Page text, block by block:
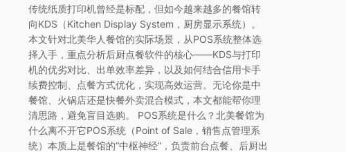
传统纸质打印机曾经是标配，但如今越来越多的餐馆转
向KDS（Kitchen Display System，厨房显示系统）。
本文针对北美华人餐馆的实际场景，从POS系统整体选
择入手，重点分析后厨点餐软件的核心——KDS与打印
机的优劣对比、出单效率差异，以及如何结合信用卡手
续费控制、点餐方式优化，实现高效运营。无论你是中
餐馆、火锅店还是快餐外卖混合模式，本文都能帮你理
清思路，避免盲目选购。 POS系统是什么？北美餐馆为
什么离不开它POS系统（Point of Sale，销售点管理系
统）本质上是餐馆的“中枢神经”，负责前台点餐、后厨出